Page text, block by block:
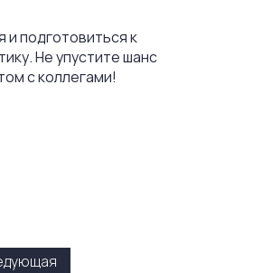
и подготовиться к
Не упустите шанс
с коллегами!